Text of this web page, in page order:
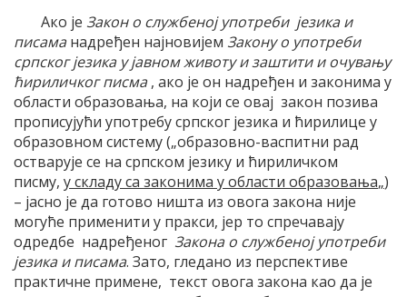
Ако је Закон о службеној употреби језика и
писаманадређен најновијем Закону о употреби
српског језика у јавном животу и заштити и очувању
ћириличког писма, ако је он надређен и законима у
области образовања, на који се овај закон позива
прописујући употребу српског језика и ћирилице у
образовном систему („образовно-васпитни рад
остварује се на српском језику и ћириличком
писму, у складу са законима у области образовања„)
– јасно је да готово ништа из овога закона није
могуће применити у пракси, јер то спречавају
одредбе надређеног Закона о службеној употреби
језика и писама. Зато, гледано из перспективе
практичне примене, текст овога закона као да је